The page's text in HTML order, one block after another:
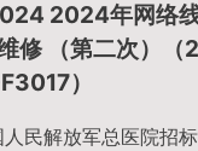
2024年网络
修 （第二次）
）
人民解放军总医院招